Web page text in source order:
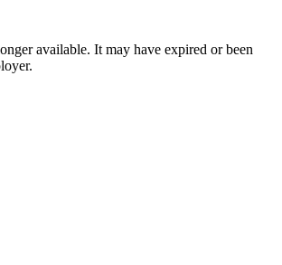
available. It may have expired or been